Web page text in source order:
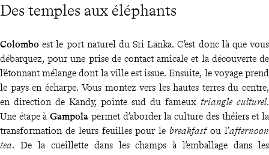
Des temples aux éléphants
Colombo est le port naturel du Sri Lanka. C’est donc là que vous
débarquez, pour une prise de contact amicale et la découverte de
l’étonnant mélange dont la ville est issue. Ensuite, le voyage prend
le pays en écharpe. Vous montez vers les hautes terres du centre,
en direction de Kandy, pointe sud du fameux triangle culturel.
Une étape à Gampola permet d’aborder la culture des théiers et la
transformation de leurs feuilles pour le breakfastou l’afternoon
tea. De la cueillette dans les champs à l’emballage dans les